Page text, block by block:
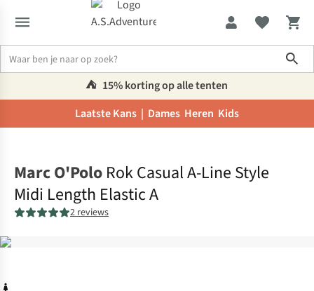
⛺️ 15% korting op alle tenten
Laatste Kans | Dames Heren Kids
Marc O'Polo Rok Casual A-Line Style
Midi Length Elastic A
2 reviews